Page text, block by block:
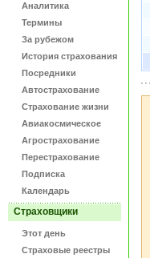
Аналитика
Термины
За рубежом
История страхования
Посредники
Автострахование
Страхование жизни
Авиакосмическое
Агрострахование
Перестрахование
Подписка
Календарь
Страховщики
Этот день
Страховые реестры